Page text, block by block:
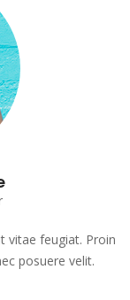
vitae feugiat. Proin
posuere velit.